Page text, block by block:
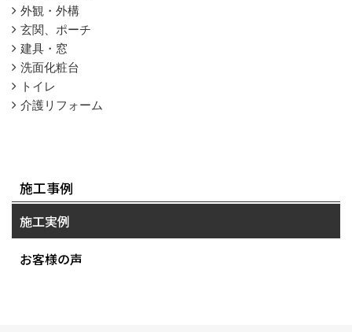
外観・外構
玄関、ポーチ
建具・窓
洗面化粧台
トイレ
介護リフォーム
施工事例
施工実例
お客様の声